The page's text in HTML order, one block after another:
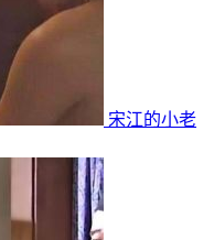
宋江的小老